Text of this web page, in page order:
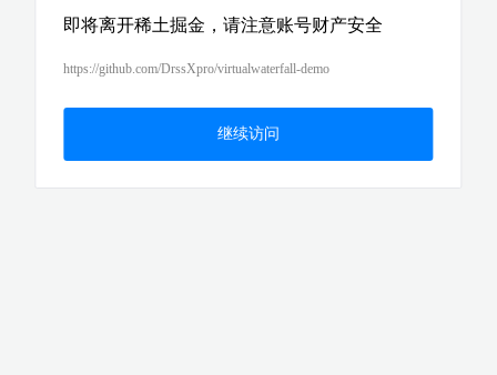
即将离开稀土掘金，请注意账号财产安全
https://github.com/DrssXpro/virtualwaterfall-demo
继续访问